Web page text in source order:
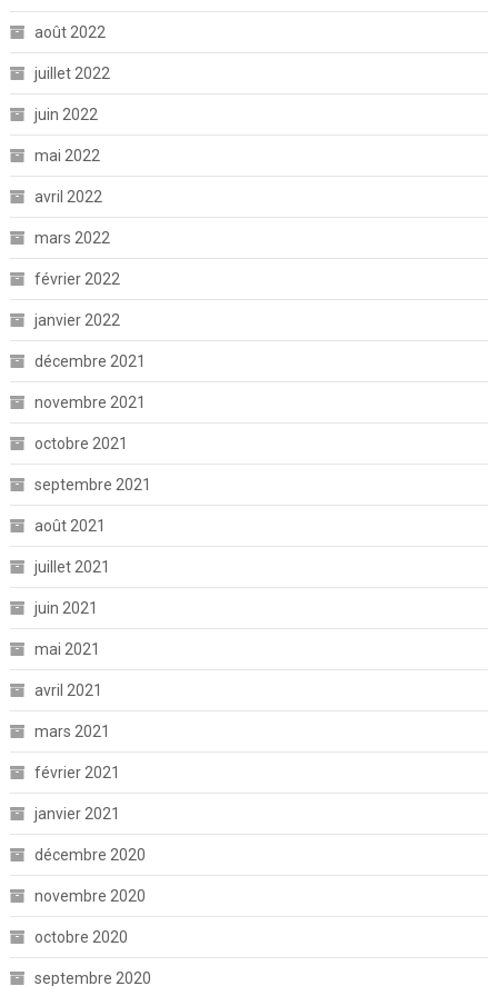
août 2022
juillet 2022
juin 2022
mai 2022
avril 2022
mars 2022
février 2022
janvier 2022
décembre 2021
novembre 2021
octobre 2021
septembre 2021
août 2021
juillet 2021
juin 2021
mai 2021
avril 2021
mars 2021
février 2021
janvier 2021
décembre 2020
novembre 2020
octobre 2020
septembre 2020